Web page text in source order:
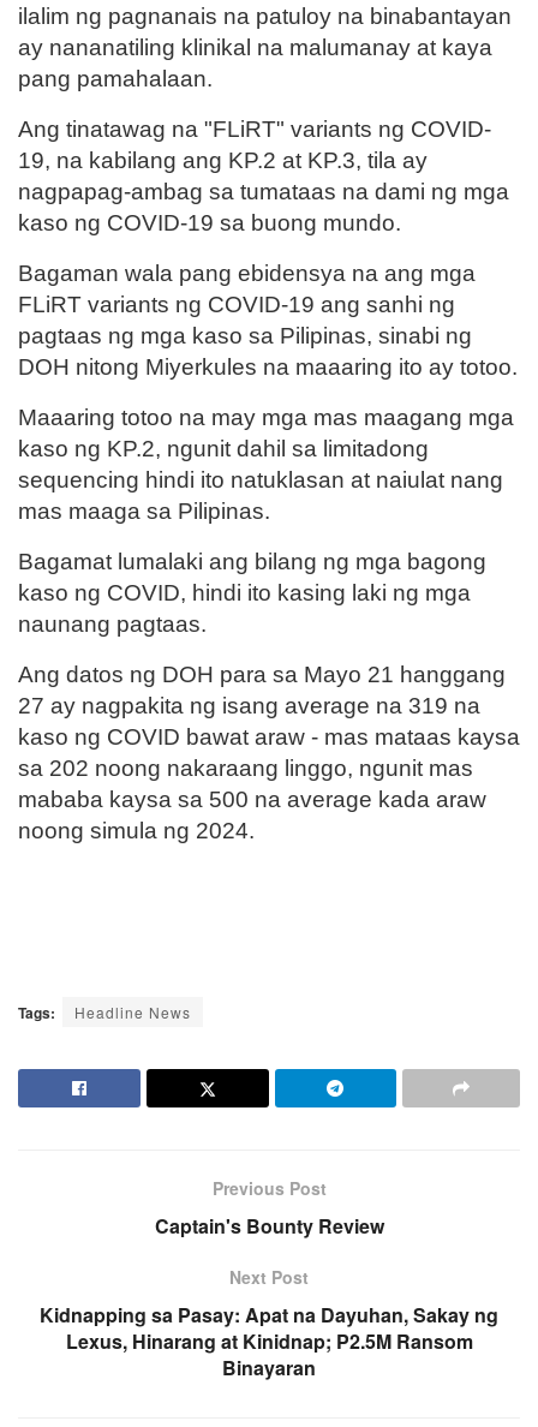
ilalim ng pagnanais na patuloy na binabantayan
ay nananatiling klinikal na malumanay at kaya
pang pamahalaan.
Ang tinatawag na "FLiRT" variants ng COVID-
19, na kabilang ang KP.2 at KP.3, tila ay
nagpapag-ambag sa tumataas na dami ng mga
kaso ng COVID-19 sa buong mundo.
Bagaman wala pang ebidensya na ang mga
FLiRT variants ng COVID-19 ang sanhi ng
pagtaas ng mga kaso sa Pilipinas, sinabi ng
DOH nitong Miyerkules na maaaring ito ay totoo.
Maaaring totoo na may mga mas maagang mga
kaso ng KP.2, ngunit dahil sa limitadong
sequencing hindi ito natuklasan at naiulat nang
mas maaga sa Pilipinas.
Bagamat lumalaki ang bilang ng mga bagong
kaso ng COVID, hindi ito kasing laki ng mga
naunang pagtaas.
Ang datos ng DOH para sa Mayo 21 hanggang
27 ay nagpakita ng isang average na 319 na
kaso ng COVID bawat araw - mas mataas kaysa
sa 202 noong nakaraang linggo, ngunit mas
mababa kaysa sa 500 na average kada araw
noong simula ng 2024.
Tags: Headline News
Previous Post
Captain's Bounty Review
Next Post
Kidnapping sa Pasay: Apat na Dayuhan, Sakay ng
Lexus, Hinarang at Kinidnap; P2.5M Ransom
Binayaran